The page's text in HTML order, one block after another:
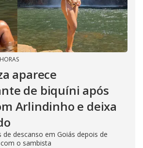
aparece
de biquíni após
Arlindinho e deixa
de descanso em Goiás depois de
o sambista